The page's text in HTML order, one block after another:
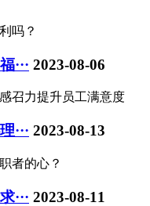
··· 2023-08-06
··· 2023-08-13
··· 2023-08-11